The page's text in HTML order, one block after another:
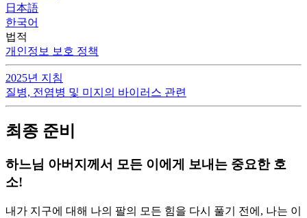
日本語
한국어
법적
개인정보 보호 정책
2025년 지침
질병, 전염병 및 미지의 바이러스 관련
최종 준비
하느님 아버지께서 모든 이에게 보내는 중요한 호
소!
내가 지구에 대해 나의 팔의 모든 힘을 다시 풀기 전에, 나는 이